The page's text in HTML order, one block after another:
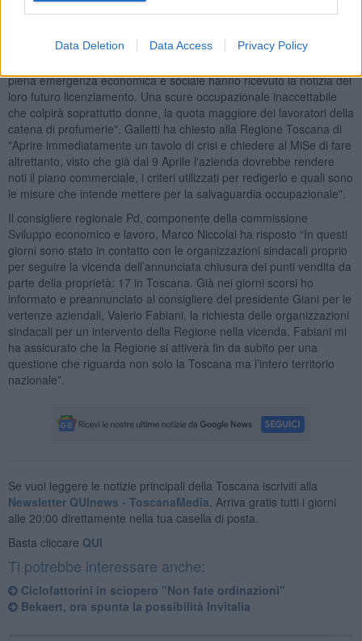
Data Deletion Data Access Privacy Policy
Sulla vertenza è intervenuta la consigliera regionale Irene
commissione Lavoro e Attività Produttive che ha espresso
piena emergenza economica e sociale hanno ricevuto la notizia del
loro futuro licenziamento. Una scure occupazionale inaccettabile
che colpirà soprattutto donne, la quota maggiore dei lavoratori della
catena di profumerie". Galletti ha chiesto alla Regione Toscana di
"Aprire immediatamente un tavolo di crisi e chiedere al MiSe di fare
altrettanto, visto che già dal 9 Aprile l'azienda dovrebbe rendere
noti il piano commerciale, i criteri utilizzati per redigerlo e quali sono
le misure che intende mettere per la salvaguardia occupazionale".
Il consigliere regionale Pd, componente della commissione
Sviluppo economico e lavoro, Marco Niccolai ha risposto “In questi
giorni sono stato in contatto con le organizzazioni sindacali proprio
per seguire la vicenda dell’annunciata chiusura dei punti vendita da
parte della proprietà: 17 in Toscana. Già nei giorni scorsi ho
informato e preannunciato al consigliere del presidente Giani per le
vertenze aziendali, Valerio Fabiani, la richiesta delle organizzazioni
sindacali per un intervento della Regione nella vicenda. Fabiani mi
ha assicurato che la Regione si attiverà fin da subito per una
questione che riguarda non solo la Toscana ma l’intero territorio
nazionale”.
Se vuoi leggere le notizie principali della Toscana iscriviti alla
Newsletter QUInews - ToscanaMedia. Arriva gratis tutti i giorni
alle 20:00 direttamente nella tua casella di posta.
Basta cliccare QUI
Ti potrebbe interessare anche:
Ciclofattorini in sciopero "Non fate ordinazioni"
Bekaert, ora spunta la possibilità Invitalia